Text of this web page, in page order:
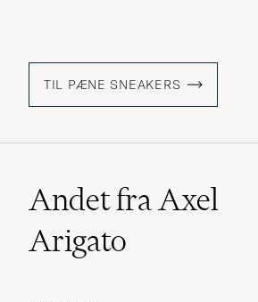
TIL PÆNE SNEAKERS
Andet fra Axel
Arigato